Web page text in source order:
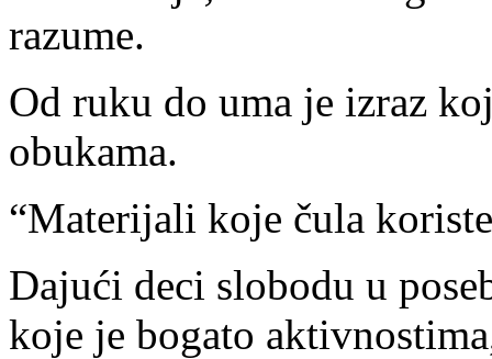
razume.
Od ruku do uma je izraz
obukama.
“Materijali koje čula
Dajući deci slobodu u
koje je bogato